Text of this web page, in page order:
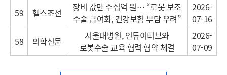
59
헬스조선
장비 값만 수십억 원… “로봇 보조
수술 급여화, 건강보험 부담 우려”
2026-
07-16
58
의학신문
서울대병원, 인튜이티브와
로봇수술 교육 협력 협약 체결
2026-
07-09